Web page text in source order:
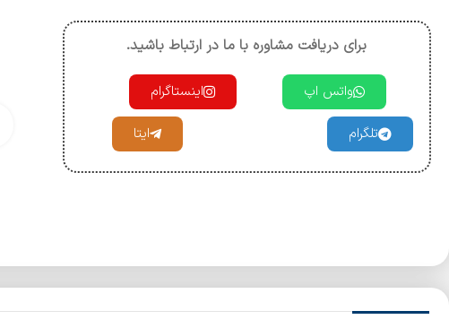
برای دریافت مشاوره با ما در ارتباط باشید.
واتس اپ اینستاگرام
تلگرام ایتا